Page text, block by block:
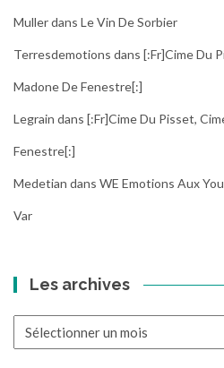
Mullerdans Le Vin De Sorbier
Terresdemotions dans [:fr]Cime Du
Madone De Fenestre[:]
Legrain dans [:fr]Cime Du Pisset,
Fenestre[:]
Medetian dans WE Emotions Aux
Var
Les archives